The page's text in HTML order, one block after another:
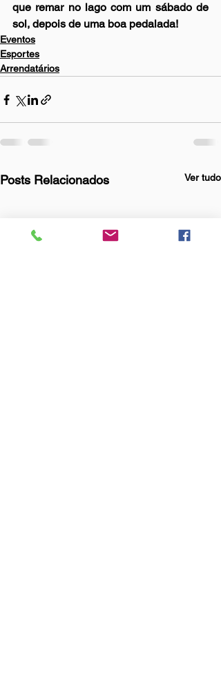
que remar no lago com um sábado de
sol, depois de uma boa pedalada!
Eventos
Esportes
Arrendatários
Posts Relacionados Ver tudo